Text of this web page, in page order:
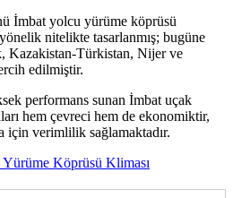
İmbat yolcu yürüme köprüsü
nitelikte tasarlanmış; bugüne
Kazakistan-Türkistan, Nijer ve
edilmiştir.
performans sunan İmbat uçak
hem çevreci hem de ekonomiktir,
için verimlilik sağlamaktadır.
Köprüsü Kliması